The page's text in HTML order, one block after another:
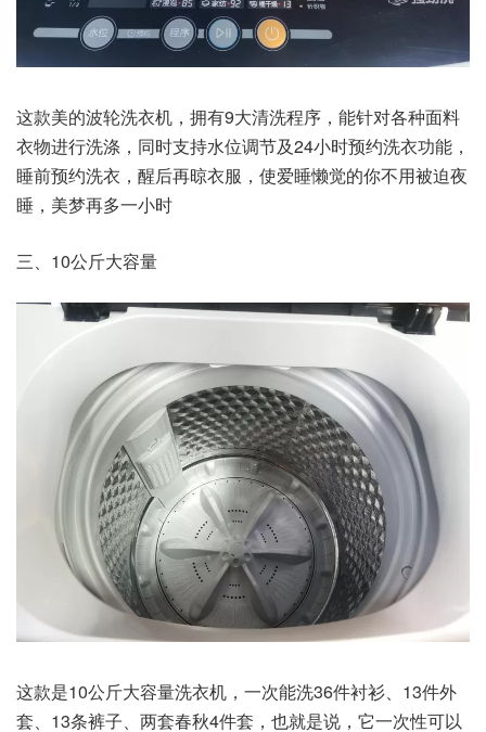
这款美的波轮洗衣机，拥有9大清洗程序，能针对各种面料
衣物进行洗涤，同时支持水位调节及24小时预约洗衣功能，
睡前预约洗衣，醒后再晾衣服，使爱睡懒觉的你不用被迫夜
睡，美梦再多一小时
三、10公斤大容量
这款是10公斤大容量洗衣机，一次能洗36件衬衫、13件外
套、13条裤子、两套春秋4件套，也就是说，它一次性可以